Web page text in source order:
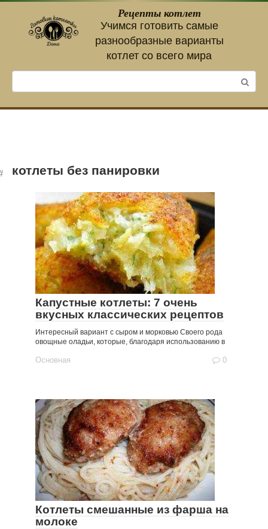
контенту
Рецепты котлет
Учимся готовить самые
разнообразные варианты
котлет со всего мира
котлеты без панировки
Капустные котлеты: 7 очень
вкусных классических рецептов
Интересный вариант с сыром и морковью Своего рода
овощные оладьи, которые, благодаря использованию в
Основная 0
Котлеты смешанные из фарша на
молоке